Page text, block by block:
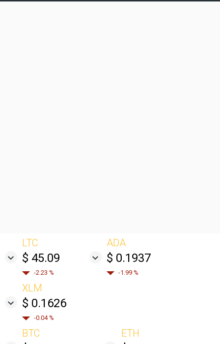
LTC
$ 45.09
-2.23 %
ADA
$ 0.1937
-1.99 %
XLM
$ 0.1626
-0.04 %
BTC ETH